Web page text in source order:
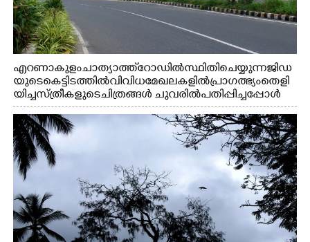
എറണാകുളം ചാത്യാത്ത് റോഡിൽ സ്ഥിതി ചെയ്യുന്ന ജിഡ
യുടെ കെട്ടിടത്തിൽ വിവിധ മേഖലകളിൽ പ്രാഗത്ഭ്യം തെളി
യിച്ച സ്ത്രീകളുടെ ചിത്രങ്ങൾ ചുവരിൽ പതിപ്പിച്ചപ്പോൾ